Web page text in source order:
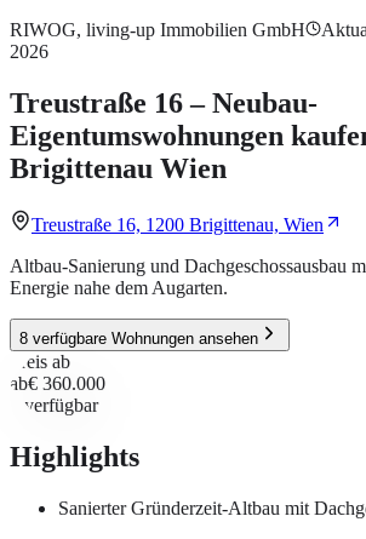
RIWOG, living-up Immobilien GmbH
2026
Treustraße 16 – Neubau-
Eigentumswohnungen
Brigittenau Wien
Treustraße 16, 1200 Brigittenau, Wien
Altbau-Sanierung und Dachgeschossausbau
Energie nahe dem Augarten.
8 verfügbare Wohnungen ansehen
Preis ab
ab€ 360.000
verfügbar
Highlights
Sanierter Gründerzeit-Altbau mit